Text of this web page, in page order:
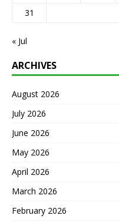
31
« Jul
ARCHIVES
August 2026
July 2026
June 2026
May 2026
April 2026
March 2026
February 2026